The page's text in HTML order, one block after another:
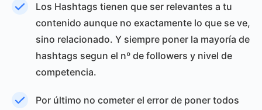
Los Hashtags tienen que ser relevantes a tu
contenido aunque no exactamente lo que se ve,
sino relacionado. Y siempre poner la mayoría de
hashtags segun el nº de followers y nivel de
competencia.
Por último no cometer el error de poner todos